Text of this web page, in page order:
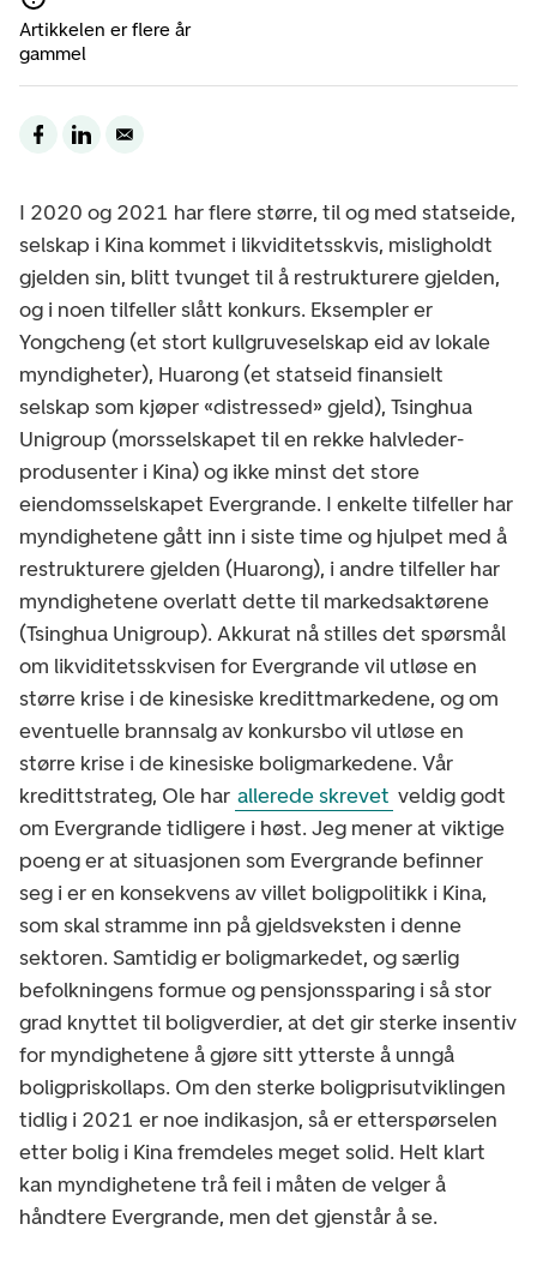
Artikkelen er flere år
gammel
I 2020 og 2021 har flere større, til og med statseide,
selskap i Kina kommet i likviditetsskvis, misligholdt
gjelden sin, blitt tvunget til å restrukturere gjelden,
og i noen tilfeller slått konkurs. Eksempler er
Yongcheng (et stort kullgruveselskap eid av lokale
myndigheter), Huarong (et statseid finansielt
selskap som kjøper «distressed» gjeld), Tsinghua
Unigroup (morsselskapet til en rekke halvleder-
produsenter i Kina) og ikke minst det store
eiendomsselskapet Evergrande. I enkelte tilfeller har
myndighetene gått inn i siste time og hjulpet med å
restrukturere gjelden (Huarong), i andre tilfeller har
myndighetene overlatt dette til markedsaktørene
(Tsinghua Unigroup). Akkurat nå stilles det spørsmål
om likviditetsskvisen for Evergrande vil utløse en
større krise i de kinesiske kredittmarkedene, og om
eventuelle brannsalg av konkursbo vil utløse en
større krise i de kinesiske boligmarkedene. Vår
kredittstrateg, Ole har allerede skrevet veldig godt
om Evergrande tidligere i høst. Jeg mener at viktige
poeng er at situasjonen som Evergrande befinner
seg i er en konsekvens av villet boligpolitikk i Kina,
som skal stramme inn på gjeldsveksten i denne
sektoren. Samtidig er boligmarkedet, og særlig
befolkningens formue og pensjonssparing i så stor
grad knyttet til boligverdier, at det gir sterke insentiv
for myndighetene å gjøre sitt ytterste å unngå
boligpriskollaps. Om den sterke boligprisutviklingen
tidlig i 2021 er noe indikasjon, så er etterspørselen
etter bolig i Kina fremdeles meget solid. Helt klart
kan myndighetene trå feil i måten de velger å
håndtere Evergrande, men det gjenstår å se.